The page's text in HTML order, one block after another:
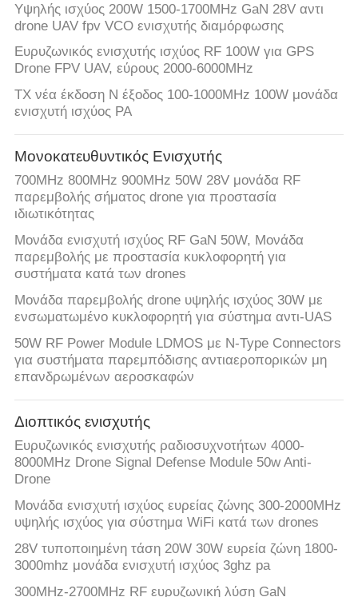
Υψηλής ισχύος 200W 1500-1700MHz GaN 28V αντι
drone UAV fpv VCO ενισχυτής διαμόρφωσης
Ευρυζωνικός ενισχυτής ισχύος RF 100W για GPS
Drone FPV UAV, εύρους 2000-6000MHz
TX νέα έκδοση N έξοδος 100-1000MHz 100W μονάδα
ενισχυτή ισχύος PA
Μονοκατευθυντικός Ενισχυτής
700MHz 800MHz 900MHz 50W 28V μονάδα RF
παρεμβολής σήματος drone για προστασία
ιδιωτικότητας
Μονάδα ενισχυτή ισχύος RF GaN 50W, Μονάδα
παρεμβολής με προστασία κυκλοφορητή για
συστήματα κατά των drones
Μονάδα παρεμβολής drone υψηλής ισχύος 30W με
ενσωματωμένο κυκλοφορητή για σύστημα αντι-UAS
50W RF Power Module LDMOS με N-Type Connectors
για συστήματα παρεμπόδισης αντιαεροπορικών μη
επανδρωμένων αεροσκαφών
Διοπτικός ενισχυτής
Ευρυζωνικός ενισχυτής ραδιοσυχνοτήτων 4000-
8000MHz Drone Signal Defense Module 50w Anti-
Drone
Μονάδα ενισχυτή ισχύος ευρείας ζώνης 300-2000MHz
υψηλής ισχύος για σύστημα WiFi κατά των drones
28V τυποποιημένη τάση 20W 30W ευρεία ζώνη 1800-
3000mhz μονάδα ενισχυτή ισχύος 3ghz pa
300MHz-2700MHz RF ευρυζωνική λύση GaN